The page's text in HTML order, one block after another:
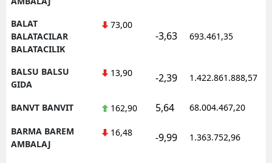
BALAT
BALATACILAR
BALATACILIK
73,00
-3,63 693.461,35
BALSU BALSU
GIDA
13,90 -2,39 1.422.861.888,57
BANVT BANVIT 162,90 5,64 68.004.467,20
BARMA BAREM
AMBALAJ
16,48 -9,99 1.363.752,96